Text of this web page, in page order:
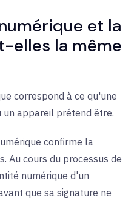
et la
elles la même
correspond à ce qu'une
un appareil prétend être.
confirme la
Au cours du processus de
numérique d'un
que sa signature ne